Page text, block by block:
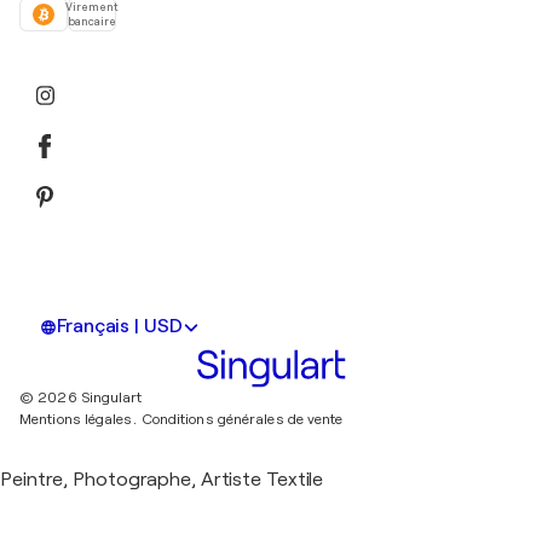
Virement
bancaire
Français | USD
© 2026 Singulart
Mentions légales. Conditions générales de vente
Peintre, Photographe, Artiste Textile